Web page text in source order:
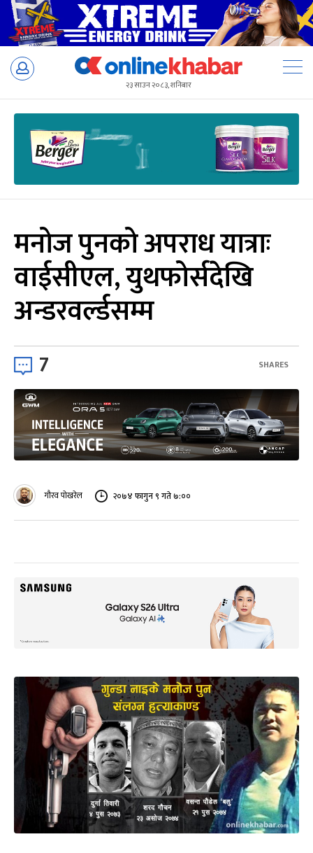
Skip
२३ साउन २०८३, शनिबार
मनोज पुनको अपराध यात्राः
वाईसीएल, युथफोर्सदेखि
अन्डरवर्ल्डसम्म
7 SHARES
गौरव पोखरेल २०७४ फागुन ९ गते ७:००